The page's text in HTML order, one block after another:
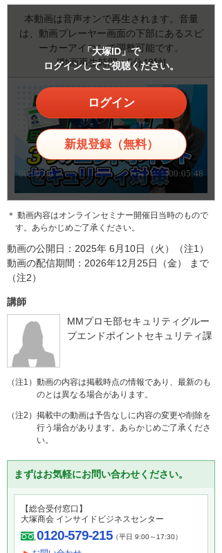
本動画は音声オンで再生されます。音量
は、動画プレーヤー画面の下部にあるスピ
ーカーアイコンで調整可能です。
[動画再生時間：5分48秒]
「大塚ID」で
ログインしてご視聴ください。
ログイン
新規登録（無料）
＊ 動画内容はオンラインセミナー開催日当時のもので
す。あらかじめご了承ください。
動画の公開日：2025年 6月10日（火）（注1）
動画の配信期間：2026年12月25日（金） まで
（注2）
講師
MMプロモ部セキュリティグルー
プエンドポイントセキュリティ課
（注1）動画の内容は掲載時点の情報であり、最新のも
のとは異なる場合があります。
（注2）掲載中の動画は予告なしに内容の変更や削除を
行う場合があります。あらかじめご了承くださ
い。
まずはお気軽にお問い合わせください。
【総合受付窓口】
大塚商会 インサイドビジネスセンター
0120-579-215（平日 9:00～17:30）